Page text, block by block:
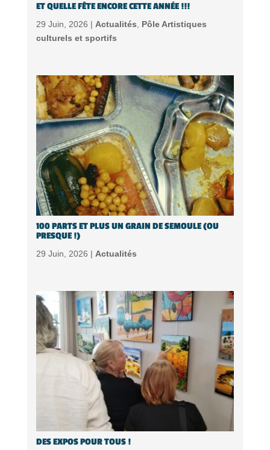
ET QUELLE FÊTE ENCORE CETTE ANNÉE !!!
29 Juin, 2026 | Actualités
Pôle Artistiques
culturels et sportifs
100 PARTS ET PLUS UN GRAIN DE SEMOULE (OU
PRESQUE !)
29 Juin, 2026 | Actualités
DES EXPOS POUR TOUS !